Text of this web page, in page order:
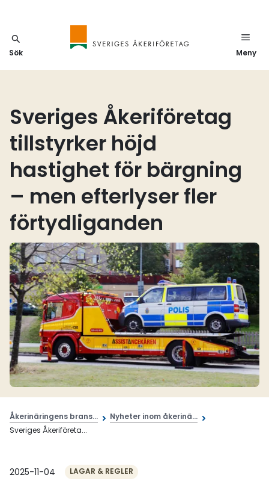
Sök Meny
Sveriges Åkeriföretag
tillstyrker höjd
hastighet för bärgning
– men efterlyser fler
förtydliganden
Åkerinäringens brans...
Nyheter inom åkerinä...
Sveriges Åkeriföreta...
2025-11-04 LAGAR & REGLER